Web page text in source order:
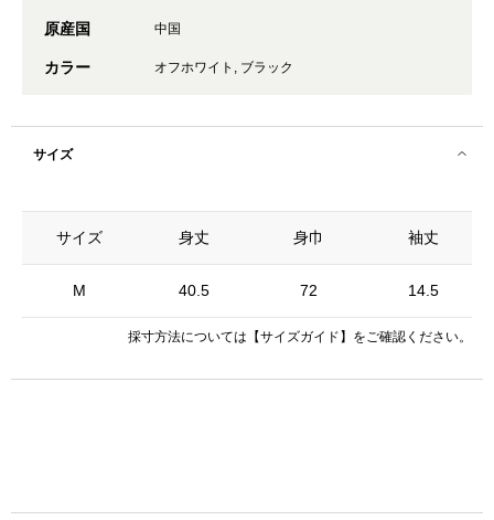
原産国 中国
カラー オフホワイト, ブラック
サイズ
サイズ
M
身丈 身巾 袖丈
40.5 72 14.5
採寸方法については 【サイズガイド】 をご確認ください。